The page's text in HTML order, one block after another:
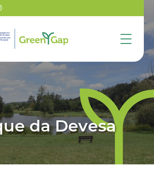
da Devesa